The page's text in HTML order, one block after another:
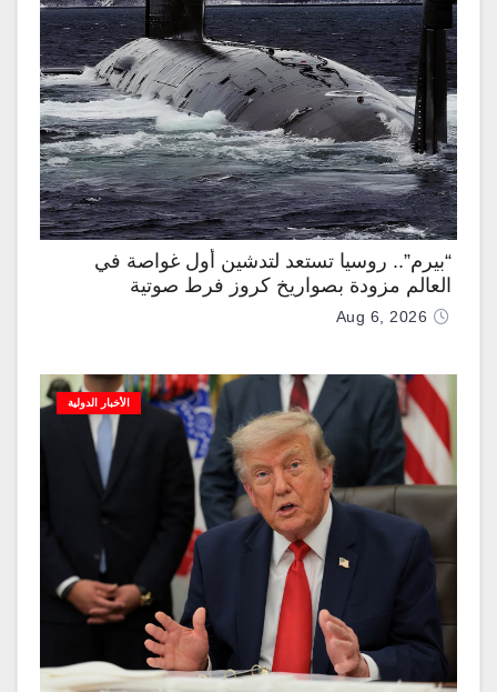
“بيرم”.. روسيا تستعد لتدشين أول غواصة في
العالم مزودة بصواريخ كروز فرط صوتية
Aug 6, 2026
الأخبار الدولية